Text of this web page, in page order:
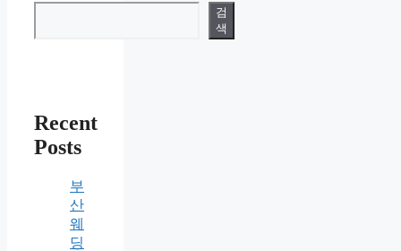
검
색
Recent
Posts
부
산
웨
딩